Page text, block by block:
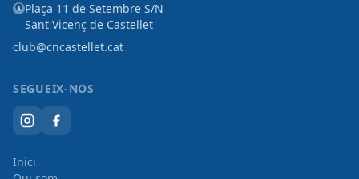
Plaça 11 de Setembre S/N
Sant Vicenç de Castellet
club@cncastellet.cat
SEGUEIX-NOS
Inici